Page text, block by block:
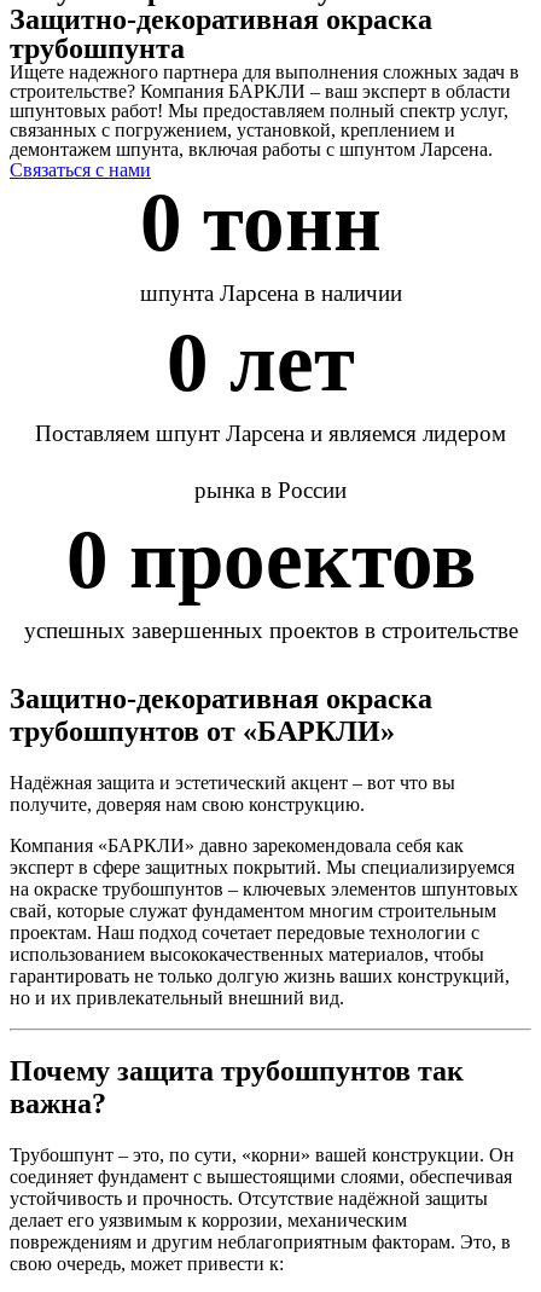
Защитно-декоративная окраска
трубошпунта
Ищете надежного партнера для выполнения сложных задач в
строительстве? Компания БАРКЛИ – ваш эксперт в области
шпунтовых работ! Мы предоставляем полный спектр услуг,
связанных с погружением, установкой, креплением и
демонтажем шпунта, включая работы с шпунтом Ларсена.
Связаться с нами
0 тонн
шпунта Ларсена в наличии
0 лет
Поставляем шпунт Ларсена и являемся лидером
рынка в России
0 проектов
успешных завершенных проектов в строительстве
Защитно‑декоративная окраска
трубошпунтов от «БАРКЛИ»
Надёжная защита и эстетический акцент – вот что вы
получите, доверяя нам свою конструкцию.
Компания «БАРКЛИ» давно зарекомендовала себя как
эксперт в сфере защитных покрытий. Мы специализируемся
на окраске трубошпунтов – ключевых элементов шпунтовых
свай, которые служат фундаментом многим строительным
проектам. Наш подход сочетает передовые технологии с
использованием высококачественных материалов, чтобы
гарантировать не только долгую жизнь ваших конструкций,
но и их привлекательный внешний вид.
Почему защита трубошпунтов так
важна?
Трубошпунт – это, по сути, «корни» вашей конструкции. Он
соединяет фундамент с вышестоящими слоями, обеспечивая
устойчивость и прочность. Отсутствие надёжной защиты
делает его уязвимым к коррозии, механическим
повреждениям и другим неблагоприятным факторам. Это, в
свою очередь, может привести к: